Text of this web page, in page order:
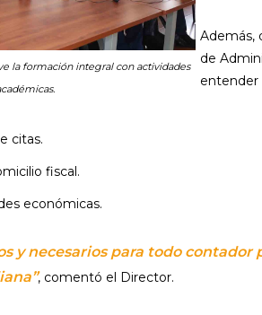
la formación integral con actividades
Además,
de
entender
citas.
fiscal.
económicas.
y necesarios para todo
, comentó el Director.